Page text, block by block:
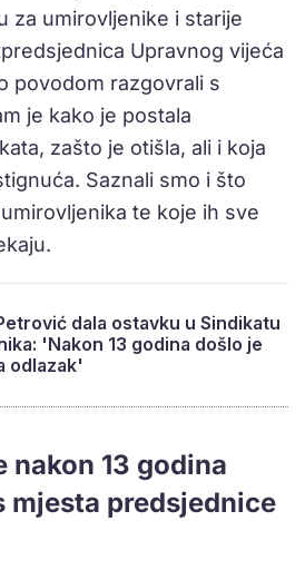
za umirovljenike i starije
Upravnog vijeća
povodom razgovrali s
je kako je postala
zašto je otišla, ali i koja
Saznali smo i što
te koje ih sve
dala ostavku u Sindikatu
'Nakon 13 godina došlo je
odlazak'
nakon 13 godina
predsjednice